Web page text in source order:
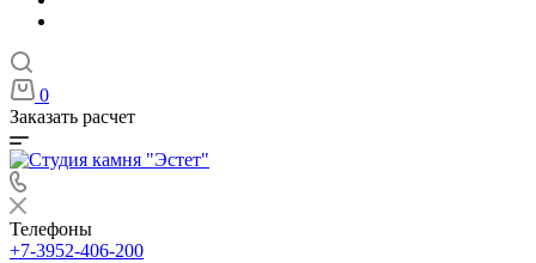
0
Заказать расчет
Телефоны
+7-3952-406-200